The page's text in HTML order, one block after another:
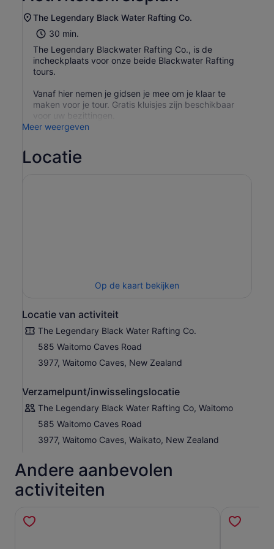
The Legendary Black Water Rafting Co.
30 min.
The Legendary Blackwater Rafting Co., is de
incheckplaats voor onze beide Blackwater Rafting
tours.
Vanaf hier nemen je gidsen je mee om je klaar te
maken voor je tour. Gratis kluisjes zijn beschikbaar
voor uw bezittingen.
Meer weergeven
Locatie
Op de kaart bekijken
Locatie van activiteit
The Legendary Black Water Rafting Co.
585 Waitomo Caves Road
3977, Waitomo Caves, New Zealand
Verzamelpunt/inwisselingslocatie
The Legendary Black Water Rafting Co, Waitomo
585 Waitomo Caves Road
3977, Waitomo Caves, Waikato, New Zealand
Andere aanbevolen
activiteiten